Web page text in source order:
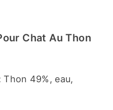
Chat Au Thon
49%, eau,